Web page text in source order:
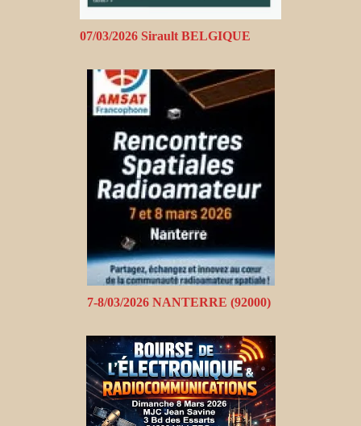
07/03/2026 Sirault BELGIQUE
7-8/03/2026 NANTERRE (92000)